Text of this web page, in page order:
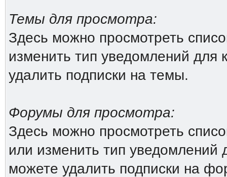
Темы для просмотра:
Здесь можно просмотреть
изменить тип уведомлений
удалить подписки на темы.
Форумы для просмотра:
Здесь можно просмотреть
или изменить тип
можете удалить подписки на